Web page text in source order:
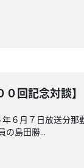
回記念対談】
６月７日放送分
の島田勝...